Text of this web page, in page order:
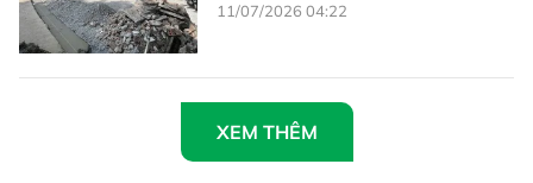
11/07/2026 04:22
XEM THÊM